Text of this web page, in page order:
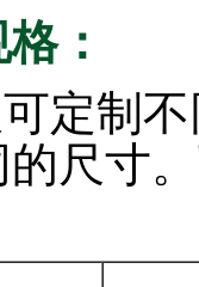
：
定制
尺寸